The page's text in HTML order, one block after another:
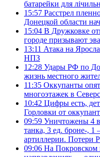
батарейки для
15:57 Расстрел
Донецкой области
15:04 В Дружковке
городе призывают
13:11 Атака на
НПЗ
12:28 Удары РФ по
жизнь местного
11:35 Оккупанты
многоэтажек в
10:42 Цифры есть,
Горловки от
09:59 Уничтожены 4
танка, 3 ед. броне-, 1
артиллерии. Потери
09:06 На Покровском